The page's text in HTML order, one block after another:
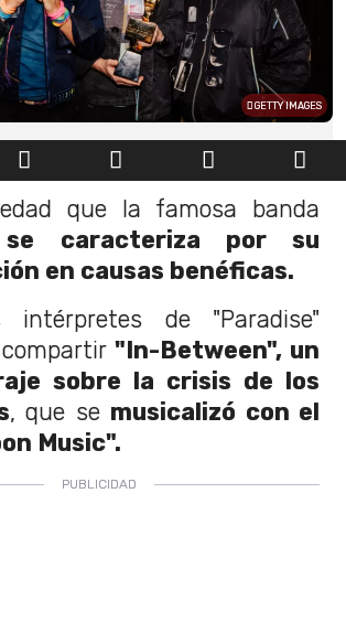
GETTY IMAGES
que la famosa banda
se caracteriza por su
en causas benéficas.
intérpretes de "Paradise"
"In-Between", un
sobre la crisis de los
, que se musicalizó con el
Music".